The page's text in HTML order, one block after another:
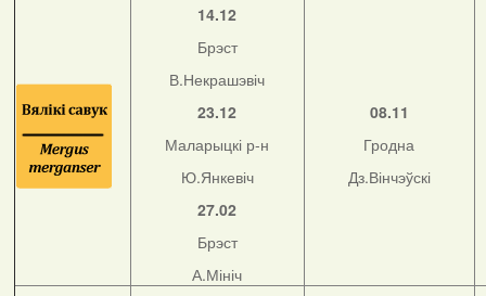
14.12
Брэст
В.Некрашэвіч
23.12
Маларыцкі р-н
Ю.Янкевіч
27.02
Брэст
А.Мініч
08.11
Гродна
Дз.Вінчэўскі